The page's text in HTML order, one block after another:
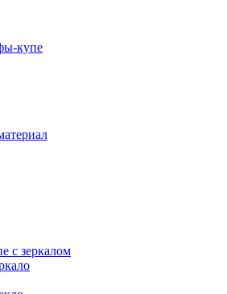
купе
с зеркалом